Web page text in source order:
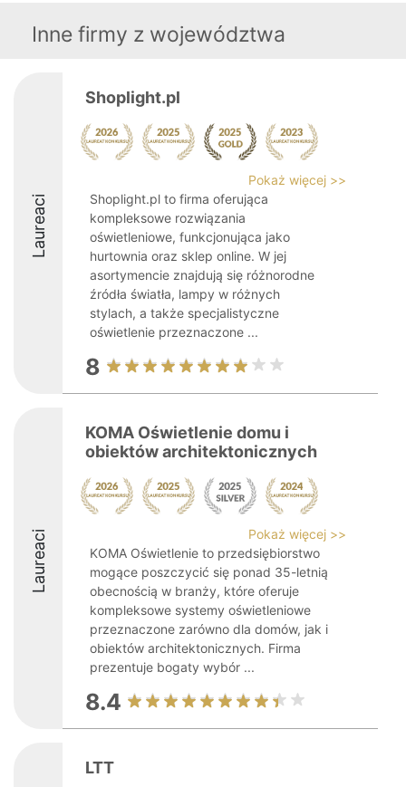
Inne firmy z województwa
Laureaci
Shoplight.pl
Pokaż więcej >>
Shoplight.pl to firma oferująca
kompleksowe rozwiązania
oświetleniowe, funkcjonująca jako
hurtownia oraz sklep online. W jej
asortymencie znajdują się różnorodne
źródła światła, lampy w różnych
stylach, a także specjalistyczne
oświetlenie przeznaczone ...
8
Laureaci
KOMA Oświetlenie domu i
obiektów architektonicznych
Pokaż więcej >>
KOMA Oświetlenie to przedsiębiorstwo
mogące poszczycić się ponad 35-letnią
obecnością w branży, które oferuje
kompleksowe systemy oświetleniowe
przeznaczone zarówno dla domów, jak i
obiektów architektonicznych. Firma
prezentuje bogaty wybór ...
8.4
LTT